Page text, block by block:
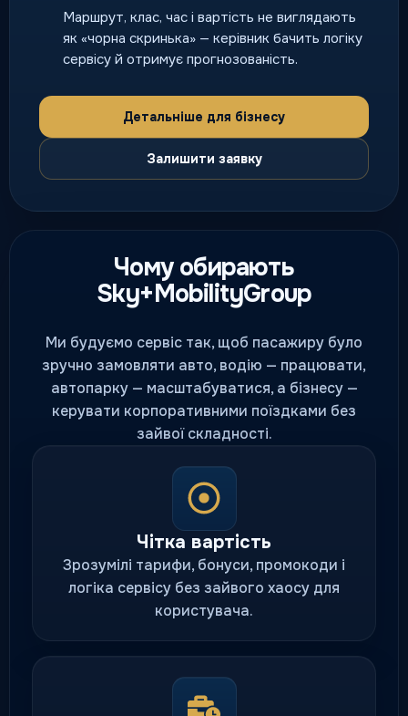
авто без ризику.
нічний і святковий попит
Маршрут, клас, час і вартість не виглядають
як «чорна скринька» — керівник бачить логіку
сервісу й отримує прогнозованість.
Детальніше для бізнесу
Залишити заявку
Чому обирають
Sky+MobilityGroup
Ми будуємо сервіс так, щоб пасажиру було
зручно замовляти авто, водію — працювати,
автопарку — масштабуватися, а бізнесу —
керувати корпоративними поїздками без
зайвої складності.
Чітка вартість
Зрозумілі тарифи, бонуси, промокоди і
логіка сервісу без зайвого хаосу для
користувача.